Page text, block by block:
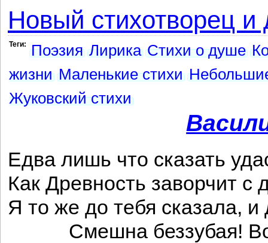
Новый стихотворец и
Теги: Поэзия Лирика Стихи о душе
жизни Маленькие стихи
Жуковский стихи
Едва лишь что сказать
Как Древность заворчит с
Я то же до тебя сказала, и
Смешна беззубая!